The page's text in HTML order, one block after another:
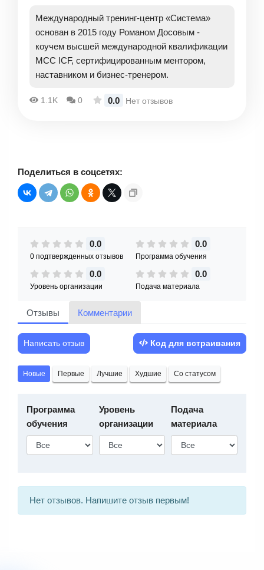
Международный тренинг-центр «Система»
основан в 2015 году Романом Досовым -
коучем высшей международной квалификации
МСС ICF, сертифицированным ментором,
наставником и бизнес-тренером.
1.1K 0 0.0 Нет отзывов
Поделиться в соцсетях:
0.0
0 подтвержденных отзывов
0.0
Программа обучения
0.0
Уровень организации
0.0
Подача материала
Отзывы Комментарии
Написать отзыв Код для встраивания
Новые Первые Лучшие Худшие Со статусом
Программа
обучения
Уровень
организации
Подача
материала
Нет отзывов. Напишите отзыв первым!